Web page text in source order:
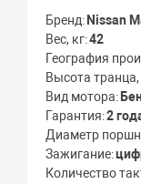
Бренд Nissan
Вес, кг 42
География
Высота
Вид мотора
Гарантия 2
Диаметр
Зажигание
Количество